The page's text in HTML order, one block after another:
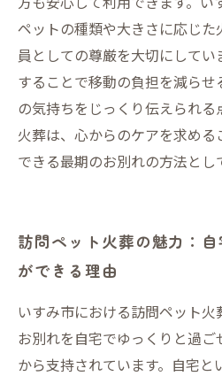
ペットの種類や大きさに応じ
員としての尊厳を大切にして
することで移動の負担を減ら
の気持ちをじっくり伝えられ
火葬は、心からのケアを求め
できる最期のお別れの方法とし
訪問ペット火葬の魅力：
ができる理由
いすみ市における訪問ペット
お別れを自宅でゆっくりと過
から支持されています。自宅と